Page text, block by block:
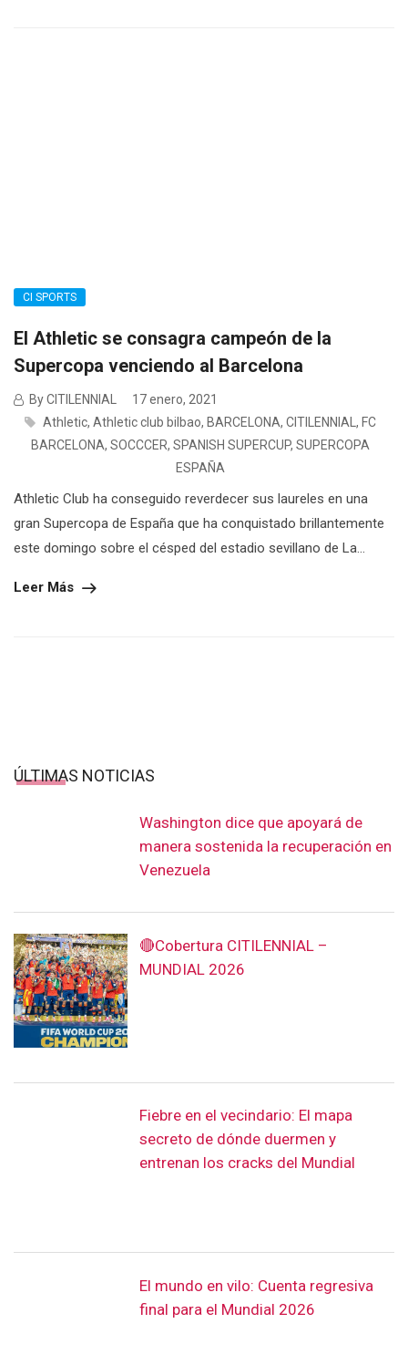
CI SPORTS
El Athletic se consagra campeón de la
Supercopa venciendo al Barcelona
By CITILENNIAL
17 enero, 2021
Athletic, Athletic club bilbao, BARCELONA, CITILENNIAL, FC
BARCELONA, SOCCCER, SPANISH SUPERCUP, SUPERCOPA
ESPAÑA
Athletic Club ha conseguido reverdecer sus laureles en una
gran Supercopa de España que ha conquistado brillantemente
este domingo sobre el césped del estadio sevillano de La...
Leer Más
ÚLTIMAS NOTICIAS
Washington dice que apoyará de
manera sostenida la recuperación en
Venezuela
🔴Cobertura CITILENNIAL –
MUNDIAL 2026
Fiebre en el vecindario: El mapa
secreto de dónde duermen y
entrenan los cracks del Mundial
El mundo en vilo: Cuenta regresiva
final para el Mundial 2026